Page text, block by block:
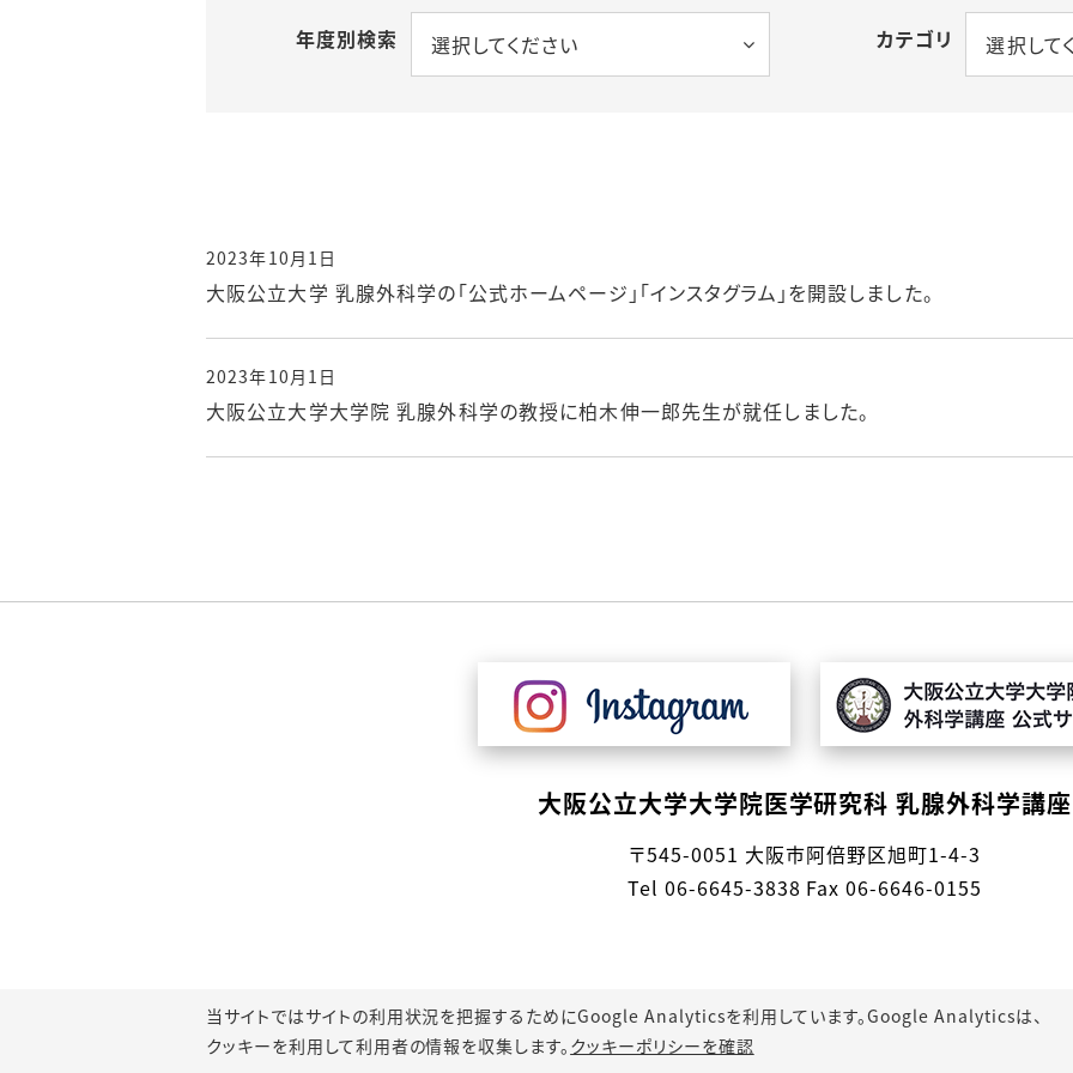
年度別検索 選択してください カテゴリ 選択して
2023年10月1日
大阪公立大学 乳腺外科学の「公式ホームページ」「インスタグラム」を開設しました。
2023年10月1日
大阪公立大学大学院 乳腺外科学の教授に柏木伸一郎先生が就任しました。
当サイトではサイトの利用状況を把握するためにGoogle Analyticsを利用しています。Google Analyticsは、
クッキーを利用して利用者の情報を収集します。 クッキーポリシーを確認
大阪公立大学大学院医学研究科乳腺外科学講座
〒545-0051 大阪市阿倍野区旭町1-4-3
Tel 06-6645-3838 Fax 06-6646-0155
© 2022 Osaka Metropolitan University.